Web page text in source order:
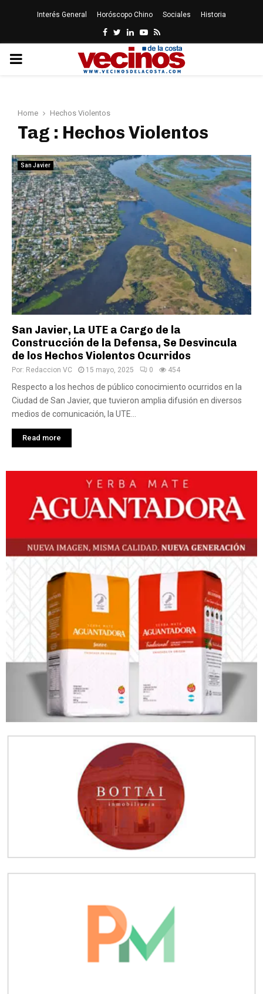
Interés General Horóscopo Chino Sociales Historia
Facebook
Twitter
LinkedinYoutube
Rss
PRIMARY
Home Hechos Violentos
Tag : Hechos Violentos
San Javier
San Javier, La UTE a Cargo de la
Construcción de la Defensa, Se Desvincula
de los Hechos Violentos Ocurridos
Por: Redaccion VC 15 mayo, 2025 0 454
Respecto a los hechos de público conocimiento ocurridos en la
Ciudad de San Javier, que tuvieron amplia difusión en diversos
medios de comunicación, la UTE...
Read more